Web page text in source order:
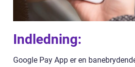
Indledning:
Google Pay App er en